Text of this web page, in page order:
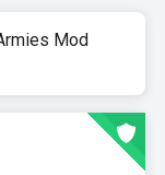
Mod